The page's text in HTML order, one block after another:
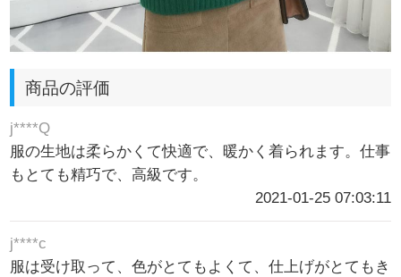
商品の評価
j****Q
服の生地は柔らかくて快適で、暖かく着られます。仕事
もとても精巧で、高級です。
2021-01-25 07:03:11
j****c
服は受け取って、色がとてもよくて、仕上げがとてもき